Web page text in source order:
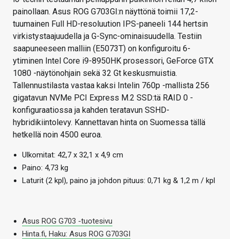
painollaan. Asus ROG G703GI:n näyttönä toimii 17,2-
tuumainen Full HD-resoluution IPS-paneeli 144 hertsin
virkistystaajuudella ja G-Sync-ominaisuudella. Testiin
saapuneeseen malliin (E5073T) on konfiguroitu 6-
ytiminen Intel Core i9-8950HK prosessori, GeForce GTX
1080 -näytönohjain sekä 32 Gt keskusmuistia.
Tallennustilasta vastaa kaksi Intelin 760p -mallista 256
gigatavun NVMe PCI Express M.2 SSD:tä RAID 0 -
konfiguraatiossa ja kahden teratavun SSHD-
hybridikiintolevy. Kannettavan hinta on Suomessa tällä
hetkellä noin 4500 euroa.
Ulkomitat: 42,7 x 32,1 x 4,9 cm
Paino: 4,73 kg
Laturit (2 kpl), paino ja johdon pituus: 0,71 kg & 1,2 m / kpl
Asus ROG G703 -tuotesivu
Hinta.fi, Haku: Asus ROG G703GI